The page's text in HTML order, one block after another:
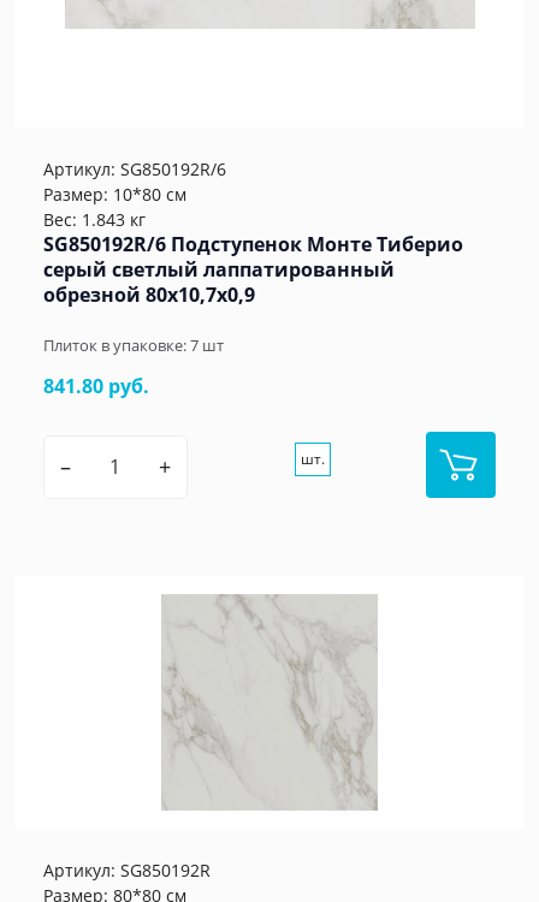
Артикул: SG850192R/6
Размер: 10*80 см
Вес: 1.843 кг
SG850192R/6 Подступенок Монте Тиберио
серый светлый лаппатированный
обрезной 80x10,7x0,9
Плиток в упаковке:7 шт
841.80 руб.
– + шт.
Артикул: SG850192R
Размер: 80*80 см